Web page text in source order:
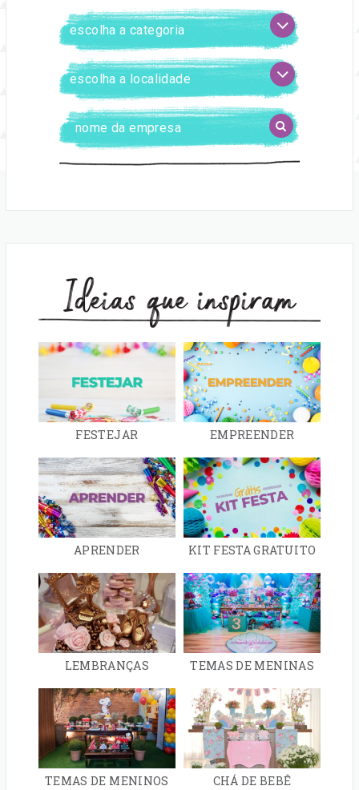
FILTRAR
FORNECEDORES
escolha
a
categoria
escolha
a
localidade
Digite
o
BUSCAR
Ideias que inspiram
FESTEJAR EMPREENDER
APRENDER KIT FESTA GRATUITO
LEMBRANÇAS TEMAS DE MENINAS
TEMAS DE MENINOS CHÁ DE BEBÊ